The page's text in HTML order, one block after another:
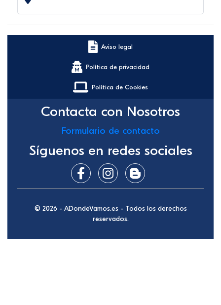
Aviso legal
Política de privacidad
Política de Cookies
Contacta con Nosotros
Formulario de contacto
Síguenos en redes sociales
© 2026 - ADondeVamos.es - Todos los derechos
reservados.